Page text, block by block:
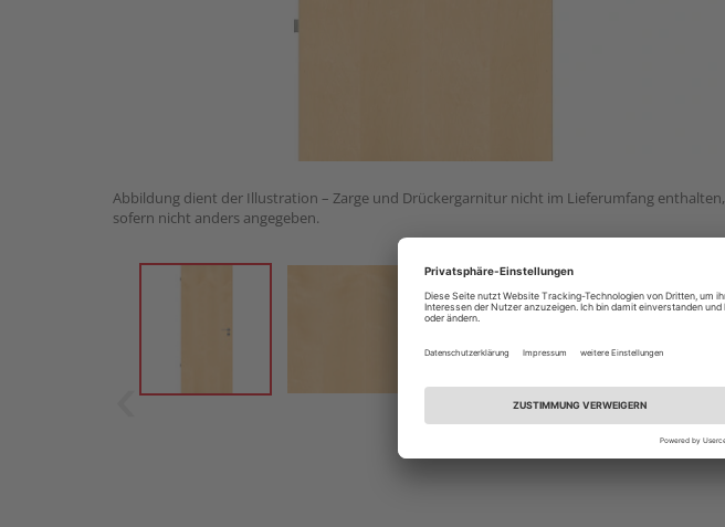
Abbildung dient der Illustration – Zarge und Drückergarnitur nicht im Lieferumfang enthalten,
sofern nicht anders angegeben.